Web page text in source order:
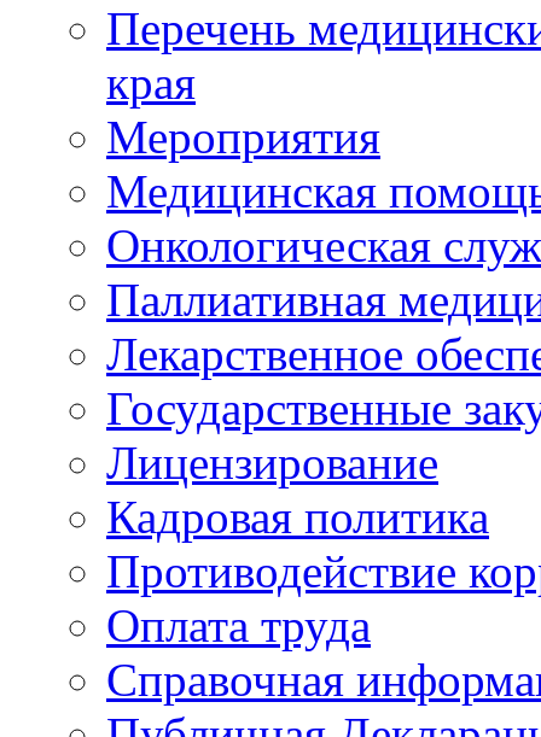
Перечень
края
Мероприятия
Медицинская
Онкологическая
Паллиативная
Лекарственное
Государственные
Лицензирование
Кадровая политика
Противодействие
Оплата труда
Справочная